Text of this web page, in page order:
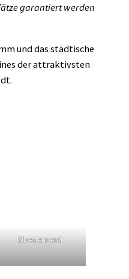
garantiert werden
und das städtische
der attraktivsten
Silvestermenü